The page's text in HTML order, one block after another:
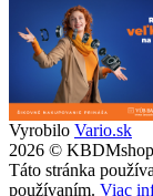
Vyrobilo Vario.sk
2026 ©
Táto stránka
používaním. Viac